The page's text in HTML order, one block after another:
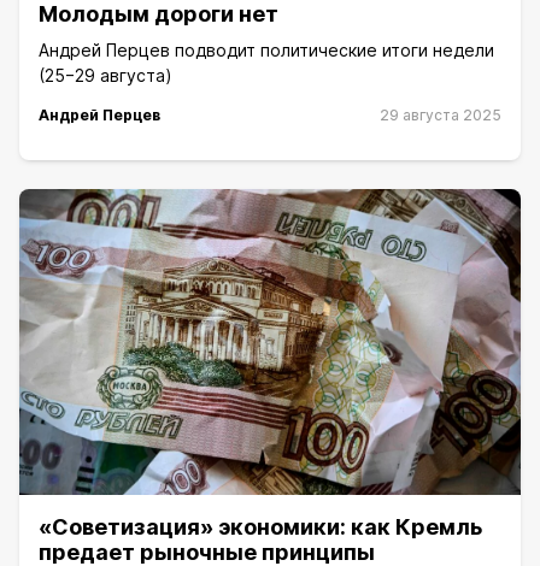
Молодым дороги нет
Андрей Перцев подводит политические итоги недели
(25−29 августа)
Андрей Перцев 29 августа 2025
«Советизация» экономики: как Кремль
предает рыночные принципы